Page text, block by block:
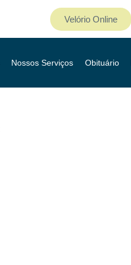
Velório Online
Nossos Serviços Obituário